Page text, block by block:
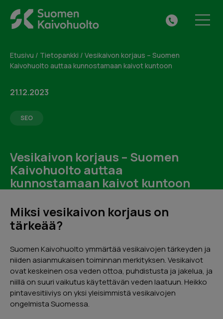
content
Suomen
Kaivohuolto
VALIKKO
041
Etusivu / Tietopankki / Vesikaivon korjaus – Suomen
Kaivohuolto auttaa kunnostamaan kaivot kuntoon
21.12.2023
SEO
Vesikaivon korjaus – Suomen
Kaivohuolto auttaa
kunnostamaan kaivot kuntoon
Miksi vesikaivon korjaus on
tärkeää?
Suomen Kaivohuolto ymmärtää vesikaivojen tärkeyden ja
niiden asianmukaisen toiminnan merkityksen. Vesikaivot
ovat keskeinen osa veden ottoa, puhdistusta ja jakelua, ja
niillä on suuri vaikutus käytettävän veden laatuun. Heikko
pintavesitiiviys on yksi yleisimmistä vesikaivojen
ongelmista Suomessa.
Tilaa maksuton
yhteydenottopyyntö
Lähetä